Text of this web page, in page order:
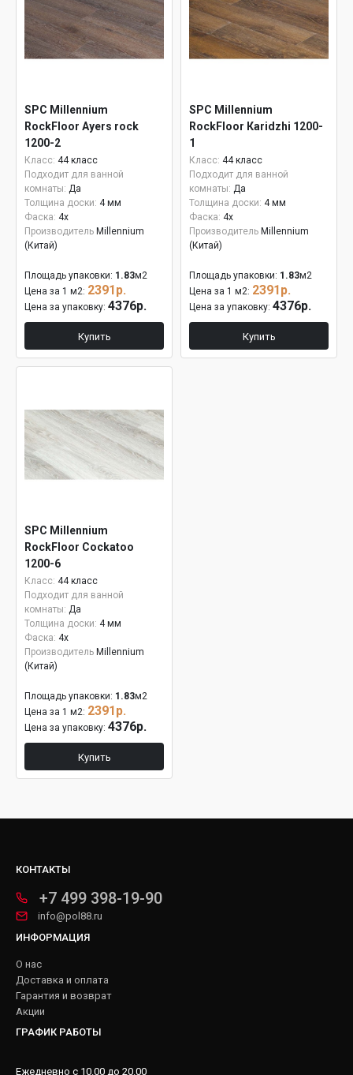
SPC Millennium
RockFloor Аyers rock
1200-2
Класс: 44 класс
Подходит для ванной
комнаты: Да
Толщина доски: 4 мм
Фаска: 4x
Производитель Millennium
(Китай)
Площадь упаковки: 1.83м2
Цена за 1 м2: 2391р.
Цена за упаковку: 4376р.
Купить
SPC Millennium
RockFloor Кaridzhi 1200-
1
Класс: 44 класс
Подходит для ванной
комнаты: Да
Толщина доски: 4 мм
Фаска: 4x
Производитель Millennium
(Китай)
Площадь упаковки: 1.83м2
Цена за 1 м2: 2391р.
Цена за упаковку: 4376р.
Купить
SPC Millennium
RockFloor Сockatoo
1200-6
Класс: 44 класс
Подходит для ванной
комнаты: Да
Толщина доски: 4 мм
Фаска: 4x
Производитель Millennium
(Китай)
Площадь упаковки: 1.83м2
Цена за 1 м2: 2391р.
Цена за упаковку: 4376р.
Купить
КОНТАКТЫ
+7 499 398-19-90
info@pol88.ru
ИНФОРМАЦИЯ
О нас
Доставка и оплата
Гарантия и возврат
Акции
ГРАФИК РАБОТЫ
Ежедневно с 10.00 до 20.00